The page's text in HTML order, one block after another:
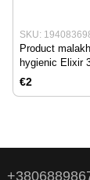
SKU:
Product
hygienic Elixir
€2